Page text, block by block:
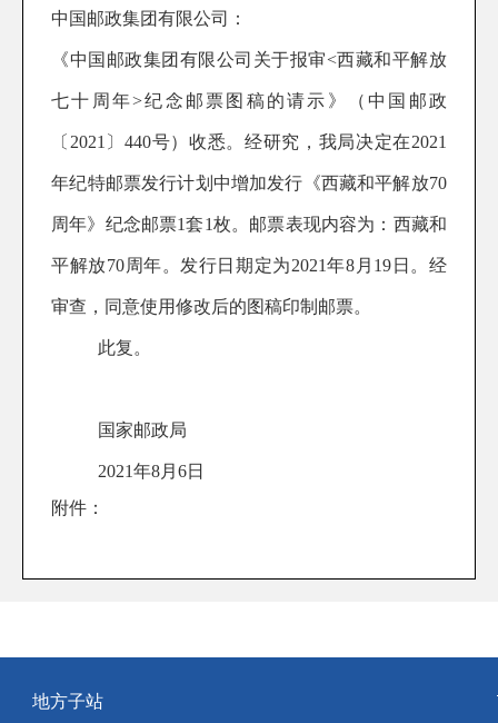
中国邮政集团有限公司：
《中国邮政集团有限公司 关于报审<西藏和平解放
七十周年>纪念邮票图稿的请示》（中国邮政
〔 2021 〕440号）收悉。经研究，我局决定在2021
年纪特邮票发行计划中增加发行《西藏和平解放70
周年》纪念邮票1套1枚。邮票表现内容为： 西藏和
平解放70周年。 发行日期定为2021年8月19日 。经
审查，同意使用修改后的图稿印制邮票。
此复。
国家邮政局
2021年8月6日
附件：
地方子站